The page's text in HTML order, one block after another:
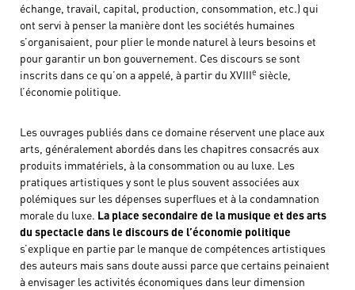
échange, travail, capital, production, consommation, etc.) qui
ont servi à penser la manière dont les sociétés humaines
s’organisaient, pour plier le monde naturel à leurs besoins et
pour garantir un bon gouvernement. Ces discours se sont
inscrits dans ce qu’on a appelé, à partir du XVIIIe siècle,
l’économie politique.
Les ouvrages publiés dans ce domaine réservent une place aux
arts, généralement abordés dans les chapitres consacrés aux
produits immatériels, à la consommation ou au luxe. Les
pratiques artistiques y sont le plus souvent associées aux
polémiques sur les dépenses superflues et à la condamnation
morale du luxe. La place secondaire de la musique et des arts
du spectacle dans le discours de l’économie politique
s’explique en partie par le manque de compétences artistiques
des auteurs mais sans doute aussi parce que certains peinaient
à envisager les activités économiques dans leur dimension